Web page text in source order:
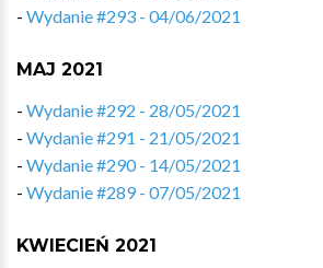
- Wydanie #293 - 04/06/2021
MAJ 2021
- Wydanie #292 - 28/05/2021
- Wydanie #291 - 21/05/2021
- Wydanie #290 - 14/05/2021
- Wydanie #289 - 07/05/2021
KWIECIEŃ 2021